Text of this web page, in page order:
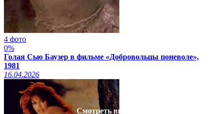
Смотреть видео на
4 фото
0%
Голая Сью Баузер в фильме «Добровольцы поневоле»,
1981
16.04.2026